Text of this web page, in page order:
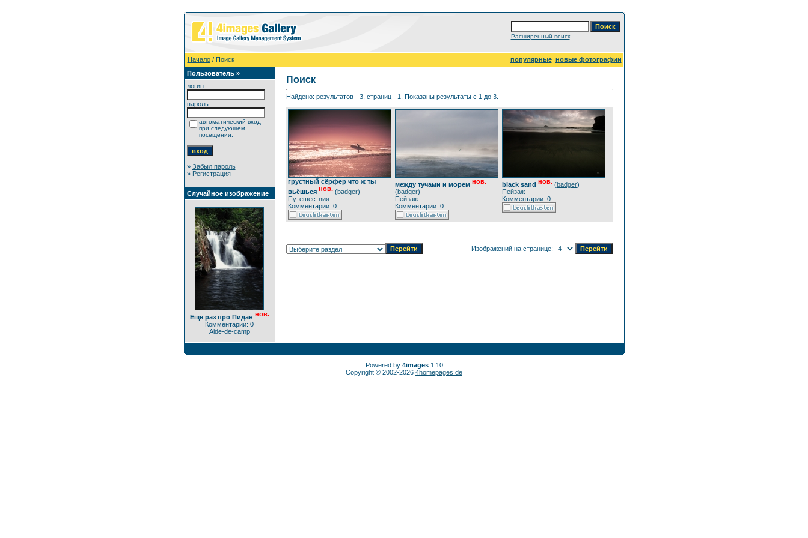
Расширенный поиск
Начало/ Поиск популярные новые фотографии
Пользователь »
логин:
пароль:
автоматический вход
при следующем
посещении.
» Забыл пароль
» Регистрация
Случайное изображение
Ещё раз про Пидан нов.
Комментарии: 0
Aide-de-camp
Поиск
Найдено: результатов - 3, страниц - 1. Показаны результаты с 1 до 3.
грустный сёрфер что ж ты
вьёшься нов.(badger)
Путешествия
Комментарии: 0
между тучами и морем нов.
(badger)
Пейзаж
Комментарии: 0
black sand нов.(badger)
Пейзаж
Комментарии: 0
Изображений на странице:
Powered by 4images1.10
Copyright © 2002-2026 4homepages.de